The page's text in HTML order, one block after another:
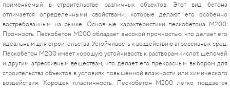
применяемый в строительстве различных объектов. Этот вид бетона
отличается определенными свойствами, которые делают его особенно
востребованным на рынке. Основные характеристики пескобетона М200:
Прочность. Пескобетон М200 обладает высокой прочностью, что делает его
идеальным для строительства. Устойчивость к воздействию агрессивных сред.
Пескобетон М200 имеет хорошую устойчивость к растворам кислот, щелочей
и другим агрессивным веществам, что делает его прекрасным выбором для
строительства объектов в условиях повышенной влажности или химического
воздействия. Хорошая пластичность. Пескобетон М200 легко поддается